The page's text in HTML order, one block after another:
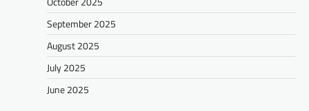
September 2025
August 2025
July 2025
June 2025